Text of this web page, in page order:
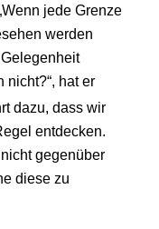
jede Grenze
werden
nicht?“, hat er
dazu, dass wir
entdecken.
gegenüber
diese zu